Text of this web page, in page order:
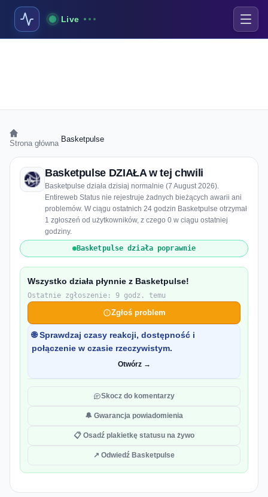
Live
Strona główna Basketpulse
Basketpulse DZIAŁA w tej chwili
Basketpulse działa dzisiaj normalnie (7 August 2026).
Entireweb Status nie rejestruje żadnych bieżących awarii ani
problemów. W ciągu ostatnich 24 godzin Basketpulse otrzymał
1 zgłoszeń od użytkowników, z czego 0 w ciągu ostatniej
godziny.
Basketpulse działa poprawnie
Wszystko działa płynnie z Basketpulse!
Ostatnie zgłoszenie: 9 godz. temu
Zgłoś problem
🌐 Sprawdzaj czasy reakcji, dostępność i
połączenie w czasie rzeczywistym.
Otwórz →
Skocz do komentarzy
🔔 Gwarancja powiadomienia
📋 Osadź plakietkę statusu na żywo
↗ Odwiedź Basketpulse